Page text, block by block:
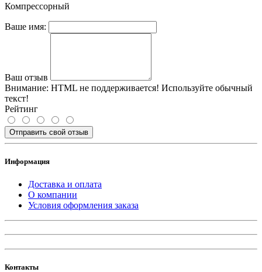
Компрессорный
Ваше имя:
Ваш отзыв
Внимание: HTML не поддерживается! Используйте обычный
текст!
Рейтинг
Отправить свой отзыв
Информация
Доставка и оплата
О компании
Условия оформления заказа
Контакты